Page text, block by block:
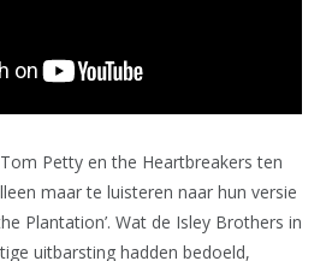
Petty en the Heartbreakers ten
maar te luisteren naar hun versie
Plantation’. Wat de Isley Brothers in
uitbarsting hadden bedoeld,